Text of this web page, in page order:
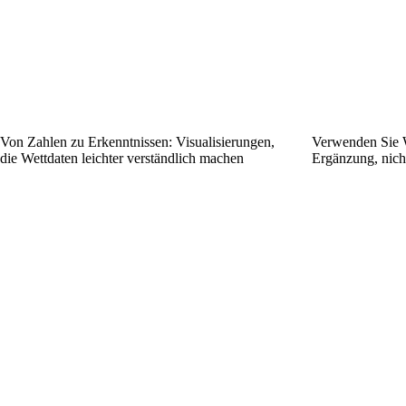
Von Zahlen zu Erkenntnissen: Visualisierungen,
die Wett­daten leichter verständlich machen
Verwenden Sie
Ergänzung,